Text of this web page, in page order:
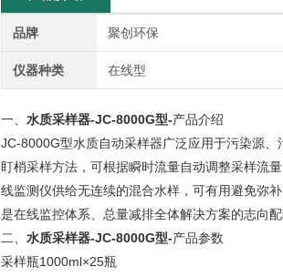
品牌 聚创环保
仪器种类 在线型
一、 水质采样器-JC-8000G型-产品介绍
JC-8000G型水质自动采样器广泛应用于污染源
盯梢采样方法，可根据瞬时流量自动调整采样流
线监测仪供给无连续的混合水样，可有用避免弥
是在线监控体系、总量减排全体解决方案的志向配
二、 水质采样器-JC-8000G型-产品参数
采样瓶1000ml×25瓶